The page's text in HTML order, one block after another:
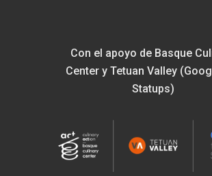
Con el apoyo de Basque
Center y Tetuan Valley
Statups)